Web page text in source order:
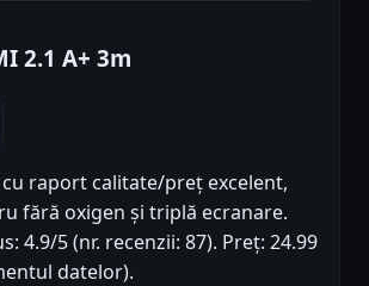
2.1 A+ 3m
cu raport calitate/preț excelent,
fără oxigen și triplă ecranare.
4.9/5 (nr. recenzii: 87). Preț: 24.99
datelor).